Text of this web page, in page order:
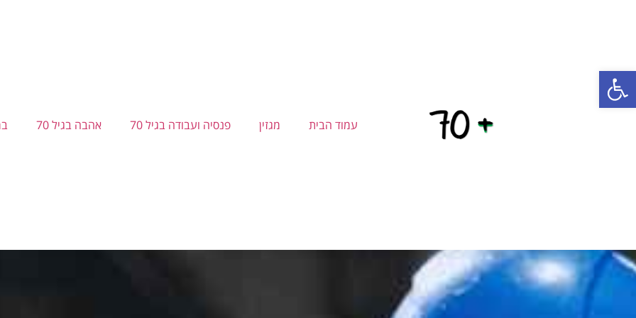
פתח סרגל נגישות
עמוד הבית מגזין פנסיה ועבודה בגיל 70 אהבה בגיל 70